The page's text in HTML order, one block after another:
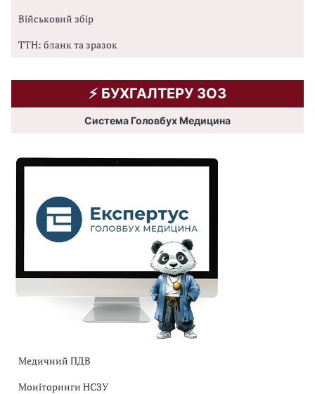
Військовий збір
ТТН: бланк та зразок
⚡️ БУХГАЛТЕРУ ЗОЗ
Система Головбух Медицина
Медичний ПДВ
Моніторинги НСЗУ